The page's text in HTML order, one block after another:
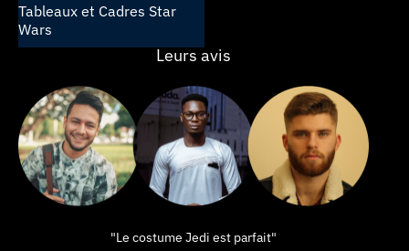
Tableaux et Cadres Star
Wars
Leurs avis
"Le costume Jedi est parfait"